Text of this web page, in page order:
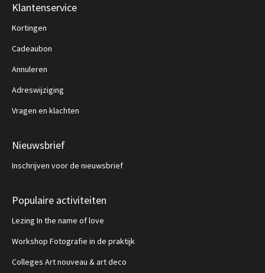
Klantenservice
Kortingen
Cadeaubon
Annuleren
Adreswijziging
Vragen en klachten
Nieuwsbrief
Inschrijven voor de nieuwsbrief
Populaire activiteiten
Lezing In the name of love
Workshop Fotografie in de praktijk
Colleges Art nouveau & art deco